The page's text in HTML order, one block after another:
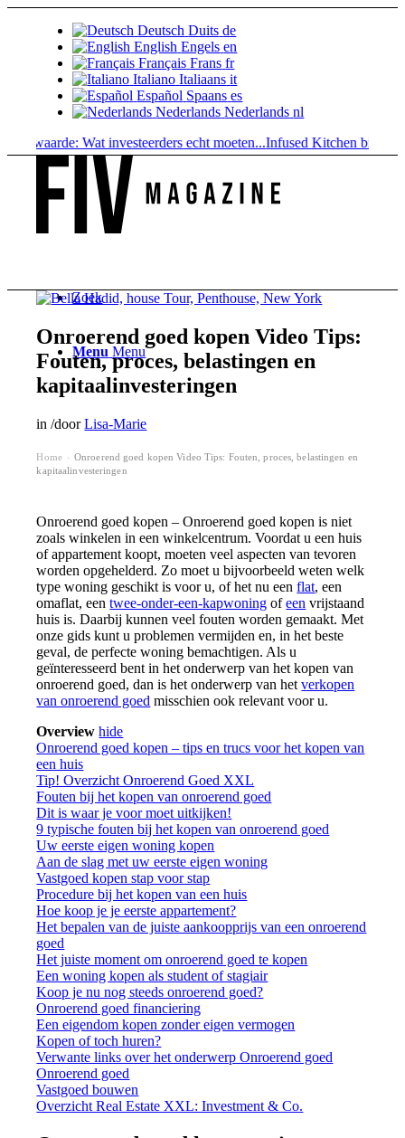
Deutsch Duits de
English Engels en
Français Frans fr
Italiano Italiaans it
Español Spaans es
Nederlands Nederlands nl
Wat investeerders echt moeten...Infused Kitchen bij FIV: Het
Zoek
Menu Menu
Onroerend goed kopen Video Tips:
Fouten, proces, belastingen en
kapitaalinvesteringen
in/doorLisa-Marie
Home
Onroerend goed kopen Video Tips: Fouten, proces, belastingen en
kapitaalinvesteringen
Onroerend goed kopen – Onroerend goed kopen is niet
zoals winkelen in een winkelcentrum. Voordat u een huis
of appartement koopt, moeten veel aspecten van tevoren
worden opgehelderd. Zo moet u bijvoorbeeld weten welk
type woning geschikt is voor u, of het nu eenflat, een
omaflat, eentwee-onder-een-kapwoning ofeen vrijstaand
huis is. Daarbij kunnen veel fouten worden gemaakt. Met
onze gids kunt u problemen vermijden en, in het beste
geval, de perfecte woning bemachtigen. Als u
geïnteresseerd bent in het onderwerp van het kopen van
onroerend goed, dan is het onderwerp van hetverkopen
van onroerend goed misschien ook relevant voor u.
Overview hide
Onroerend goed kopen – tips en trucs voor het kopen van
een huis
Tip! Overzicht Onroerend Goed XXL
Fouten bij het kopen van onroerend goed
Dit is waar je voor moet uitkijken!
9 typische fouten bij het kopen van onroerend goed
Uw eerste eigen woning kopen
Aan de slag met uw eerste eigen woning
Vastgoed kopen stap voor stap
Procedure bij het kopen van een huis
Hoe koop je je eerste appartement?
Het bepalen van de juiste aankoopprijs van een onroerend
goed
Het juiste moment om onroerend goed te kopen
Een woning kopen als student of stagiair
Koop je nu nog steeds onroerend goed?
Onroerend goed financiering
Een eigendom kopen zonder eigen vermogen
Kopen of toch huren?
Verwante links over het onderwerp Onroerend goed
Onroerend goed
Vastgoed bouwen
Overzicht Real Estate XXL: Investment & Co.